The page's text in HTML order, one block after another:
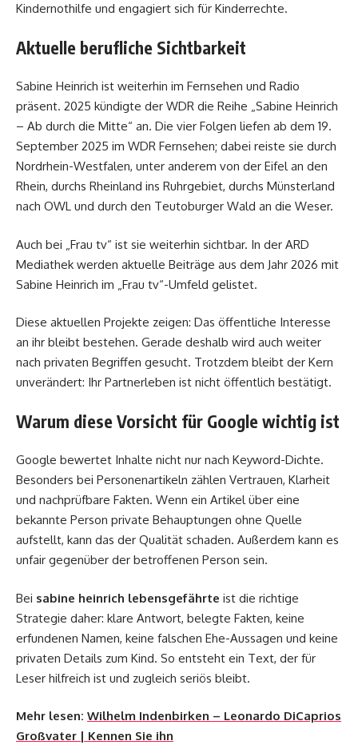
Kindernothilfe und engagiert sich für Kinderrechte.
Aktuelle berufliche Sichtbarkeit
Sabine Heinrich ist weiterhin im Fernsehen und Radio
präsent. 2025 kündigte der WDR die Reihe „Sabine Heinrich
– Ab durch die Mitte“ an. Die vier Folgen liefen ab dem 19.
September 2025 im WDR Fernsehen; dabei reiste sie durch
Nordrhein-Westfalen, unter anderem von der Eifel an den
Rhein, durchs Rheinland ins Ruhrgebiet, durchs Münsterland
nach OWL und durch den Teutoburger Wald an die Weser.
Auch bei „Frau tv“ ist sie weiterhin sichtbar. In der ARD
Mediathek werden aktuelle Beiträge aus dem Jahr 2026 mit
Sabine Heinrich im „Frau tv“-Umfeld gelistet.
Diese aktuellen Projekte zeigen: Das öffentliche Interesse
an ihr bleibt bestehen. Gerade deshalb wird auch weiter
nach privaten Begriffen gesucht. Trotzdem bleibt der Kern
unverändert: Ihr Partnerleben ist nicht öffentlich bestätigt.
Warum diese Vorsicht für Google wichtig ist
Google bewertet Inhalte nicht nur nach Keyword-Dichte.
Besonders bei Personenartikeln zählen Vertrauen, Klarheit
und nachprüfbare Fakten. Wenn ein Artikel über eine
bekannte Person private Behauptungen ohne Quelle
aufstellt, kann das der Qualität schaden. Außerdem kann es
unfair gegenüber der betroffenen Person sein.
Bei sabine heinrich lebensgefährte ist die richtige
Strategie daher: klare Antwort, belegte Fakten, keine
erfundenen Namen, keine falschen Ehe-Aussagen und keine
privaten Details zum Kind. So entsteht ein Text, der für
Leser hilfreich ist und zugleich seriös bleibt.
Mehr lesen: Wilhelm Indenbirken – Leonardo DiCaprios
Großvater | Kennen Sie ihn